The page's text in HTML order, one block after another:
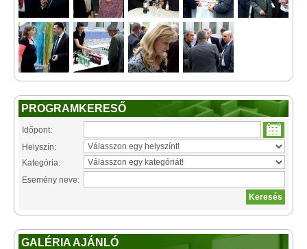
PROGRAMKERESŐ
Időpont:
Helyszín:
Kategória:
Esemény neve:
GALÉRIA AJÁNLÓ